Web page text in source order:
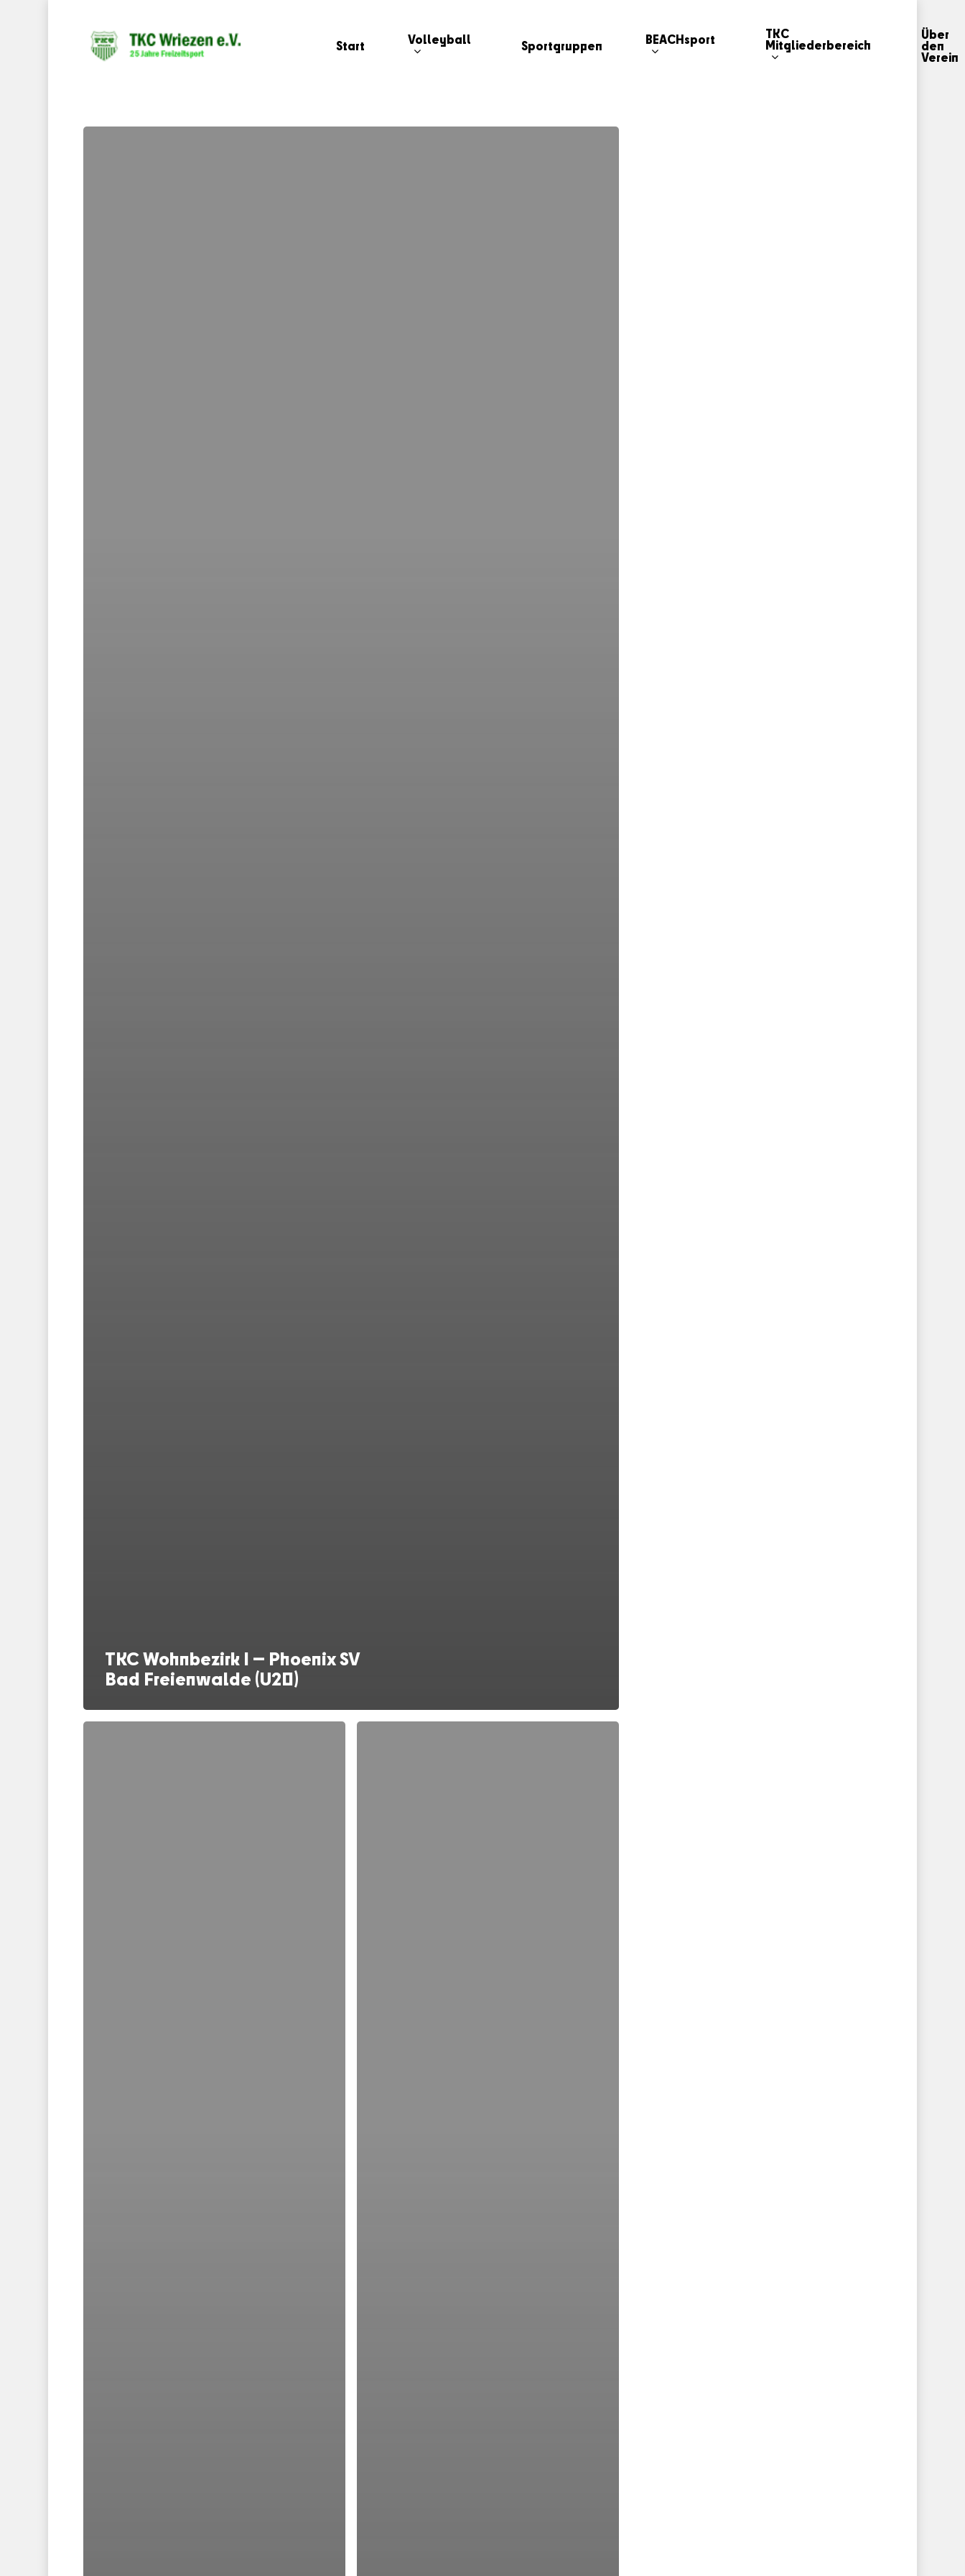
Start Volleyball Sportgruppen BEACHsport TKC
Mitgliederbereich
Über
den
Verein
TKC Wohnbezirk I — Phoenix SV
Bad Freienwalde (U20)